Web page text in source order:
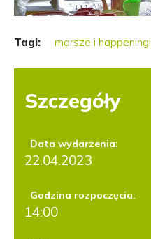
Tagi: marsze i happeningi
Szczegóły
Data wydarzenia:
22.04.2023
Godzina rozpoczęcia:
14:00